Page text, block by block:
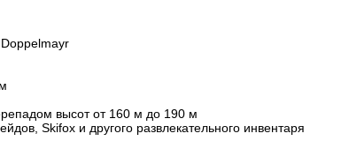
высот от 160 м до 190 м
Skifox и другого развлекательного инвентаря